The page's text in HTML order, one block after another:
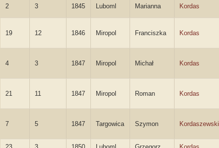
2 3 1845 Luboml Marianna Kordas
19 12 1846 Miropol Franciszka Kordas
4 3 1847 Miropol Michał Kordas
21 11 1847 Miropol Roman Kordas
7 5 1847 Targowica Szymon Kordaszewski